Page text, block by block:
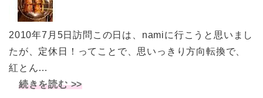
2010年7月5日訪問この日は、namiに行こうと思いまし
たが、定休日！ってことで、思いっきり方向転換で、
紅とん…
続きを読む >>